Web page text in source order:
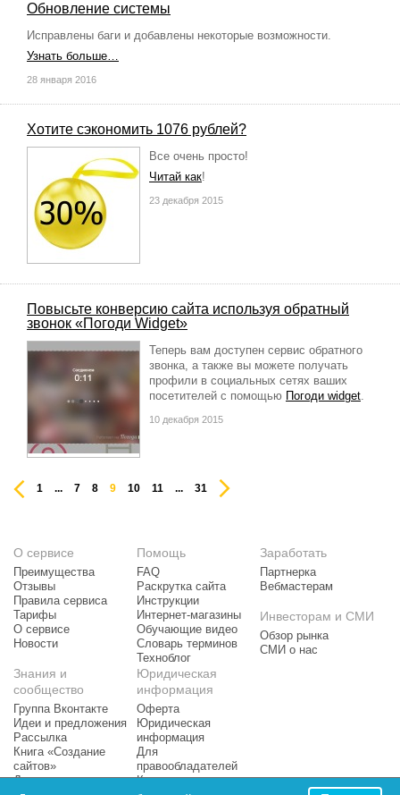
Обновление системы
Исправлены баги и добавлены некоторые возможности.
Узнать больше…
28 января 2016
Хотите сэкономить 1076 рублей?
Все очень просто!
Читай как!
23 декабря 2015
Повысьте конверсию сайта используя обратный
звонок «Погоди Widget»
Теперь вам доступен сервис обратного
звонка, а также вы можете получать
профили в социальных сетях ваших
посетителей с помощью Погоди widget.
10 декабря 2015
1 ... 7 8 9 10 11 ... 31
О сервисе
Преимущества
Отзывы
Правила сервиса
Тарифы
О сервисе
Новости
Помощь
FAQ
Раскрутка сайта
Инструкции
Интернет-магазины
Обучающие видео
Словарь терминов
Техноблог
Заработать
Партнерка
Вебмастерам
Инвесторам и СМИ
Обзор рынка
СМИ о нас
Знания и
сообщество
Группа Вконтакте
Идеи и предложения
Рассылка
Книга «Создание
сайтов»
Доска почета
Юридическая
информация
Оферта
Юридическая
информация
Для
правообладателей
Контактная